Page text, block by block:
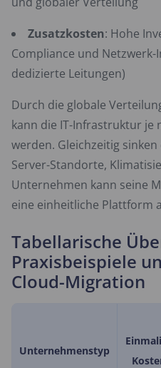
Zusatzkosten: Hohe
Compliance und Netzwerk-
dedizierte Leitungen)
Durch die globale
kann die IT-Infrastruktur je
werden. Gleichzeitig
Server-Standorte,
Unternehmen kann seine
eine einheitliche Plattform
Tabellarische
Praxisbeispiele
Cloud-Migration
Unternehmenstyp